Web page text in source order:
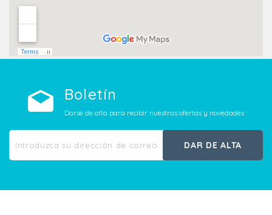
Boletín
Darse de alta para recibir nuestras ofertas y novedades
DAR DE ALTA